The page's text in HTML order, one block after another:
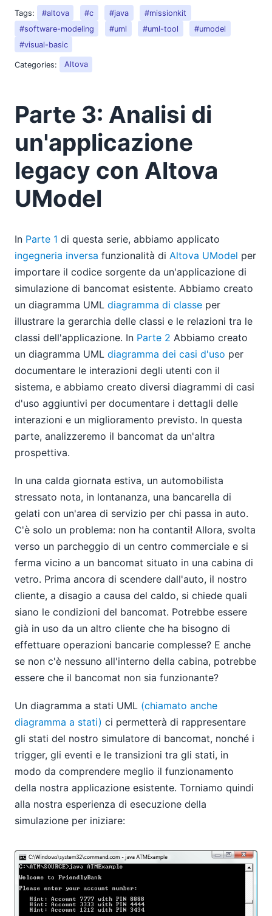
Tags: #altova #c #java
#missionkit
#software-modeling
#uml #uml-tool
#umodel
#visual-basic
Categories: Altova
Parte 3: Analisi di
un'applicazione
legacy con Altova
UModel
In Parte 1 di questa serie, abbiamo applicato
ingegneria inversa funzionalità di Altova UModel per
importare il codice sorgente da un'applicazione di
simulazione di bancomat esistente. Abbiamo creato
un diagramma UML diagramma di classe per
illustrare la gerarchia delle classi e le relazioni tra le
classi dell'applicazione. In Parte 2 Abbiamo creato
un diagramma UML diagramma dei casi d'uso per
documentare le interazioni degli utenti con il
sistema, e abbiamo creato diversi diagrammi di casi
d'uso aggiuntivi per documentare i dettagli delle
interazioni e un miglioramento previsto. In questa
parte, analizzeremo il bancomat da un'altra
prospettiva.
In una calda giornata estiva, un automobilista
stressato nota, in lontananza, una bancarella di
gelati con un'area di servizio per chi passa in auto.
C'è solo un problema: non ha contanti! Allora, svolta
verso un parcheggio di un centro commerciale e si
ferma vicino a un bancomat situato in una cabina di
vetro. Prima ancora di scendere dall'auto, il nostro
cliente, a disagio a causa del caldo, si chiede quali
siano le condizioni del bancomat. Potrebbe essere
già in uso da un altro cliente che ha bisogno di
effettuare operazioni bancarie complesse? E anche
se non c'è nessuno all'interno della cabina, potrebbe
essere che il bancomat non sia funzionante?
Un diagramma a stati UML (chiamato anche
diagramma a stati) ci permetterà di rappresentare
gli stati del nostro simulatore di bancomat, nonché i
trigger, gli eventi e le transizioni tra gli stati, in
modo da comprendere meglio il funzionamento
della nostra applicazione esistente. Torniamo quindi
alla nostra esperienza di esecuzione della
simulazione per iniziare: